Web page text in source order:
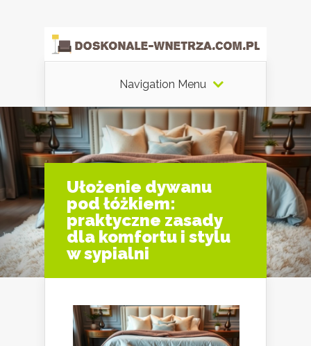
Navigation Menu
Ułożenie dywanu
pod łóżkiem:
praktyczne zasady
dla komfortu i stylu
w sypialni